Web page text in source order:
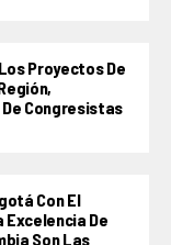
Proyectos De
Congresistas
Con El
Excelencia De
Son Las